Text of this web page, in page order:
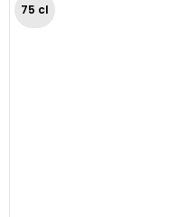
75 cl